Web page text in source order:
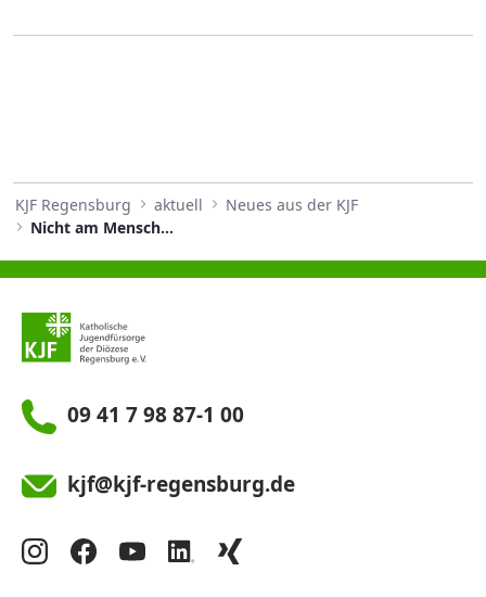
KJF Regensburg aktuell
Neues aus der KJF
Nicht am Menschen sparen
09 41 7 98 87-1 00
kjf@kjf-regensburg.de